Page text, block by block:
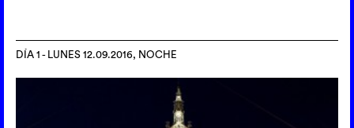
DÍA 1 - LUNES 12.09.2016, NOCHE